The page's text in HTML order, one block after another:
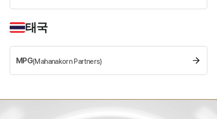
태국
MPG(Mahanakorn Partners)